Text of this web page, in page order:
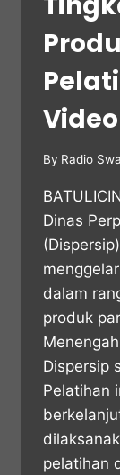
Video
By Radio
Dinas
dalam
produk
Dispersip
Pelatihan
pelatihan